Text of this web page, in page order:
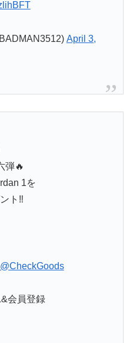
April 3,
弾🔥
1を
ト‼️
@CheckGoods
会員登録